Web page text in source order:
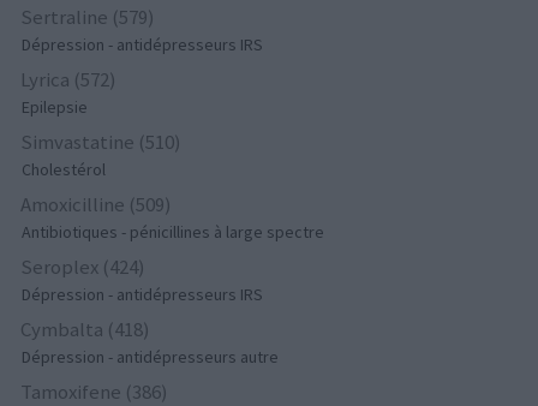
Sertraline (579)
Dépression - antidépresseurs IRS
Lyrica (572)
Epilepsie
Simvastatine (510)
Cholestérol
Amoxicilline (509)
Antibiotiques - pénicillines à large spectre
Seroplex (424)
Dépression - antidépresseurs IRS
Cymbalta (418)
Dépression - antidépresseurs autre
Tamoxifene (386)